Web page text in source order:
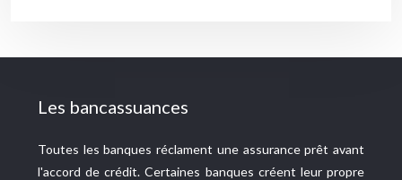
Les bancassuances
Toutes les banques réclament une assurance prêt avant
l'accord de crédit. Certaines banques créent leur propre